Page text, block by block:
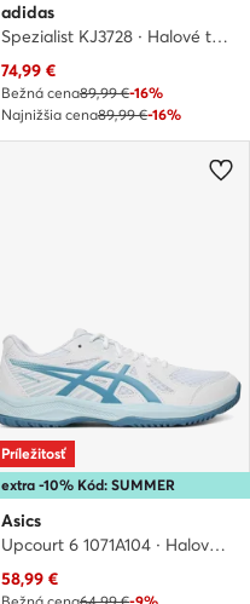
adidas
Spezialist KJ3728 · Halové topánky
Aktuálna cena
74,99 €
Bežná cena89,99 €-16%
Najnižšia cena89,99 €-16%
extra -10% Kód: SUMMER
Príležitosť
Asics
Upcourt 6 1071A104 · Halové topánky
Aktuálna cena
58,99 €